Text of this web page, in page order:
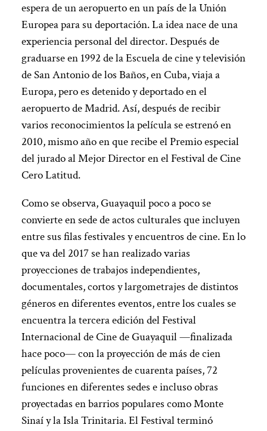
espera de un aeropuerto en un país de la Unión
Europea para su deportación. La idea nace de una
experiencia personal del director. Después de
graduarse en 1992 de la Escuela de cine y televisión
de San Antonio de los Baños, en Cuba, viaja a
Europa, pero es detenido y deportado en el
aeropuerto de Madrid. Así, después de recibir
varios reconocimientos la película se estrenó en
2010, mismo año en que recibe el Premio especial
del jurado al Mejor Director en el Festival de Cine
Cero Latitud.
Como se observa, Guayaquil poco a poco se
convierte en sede de actos culturales que incluyen
entre sus filas festivales y encuentros de cine. En lo
que va del 2017 se han realizado varias
proyecciones de trabajos independientes,
documentales, cortos y largometrajes de distintos
géneros en diferentes eventos, entre los cuales se
encuentra la tercera edición del Festival
Internacional de Cine de Guayaquil —finalizada
hace poco— con la proyección de más de cien
películas provenientes de cuarenta países, 72
funciones en diferentes sedes e incluso obras
proyectadas en barrios populares como Monte
Sinaí y la Isla Trinitaria. El Festival terminó